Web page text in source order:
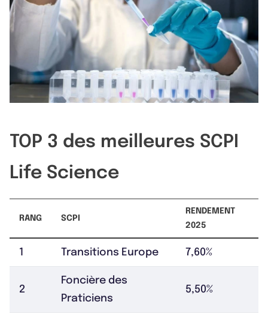
TOP 3 des meilleures SCPI
Life Science
RANG SCPI
RENDEMENT
2025
1 Transitions Europe 7,60%
2
Foncière des
Praticiens
5,50%